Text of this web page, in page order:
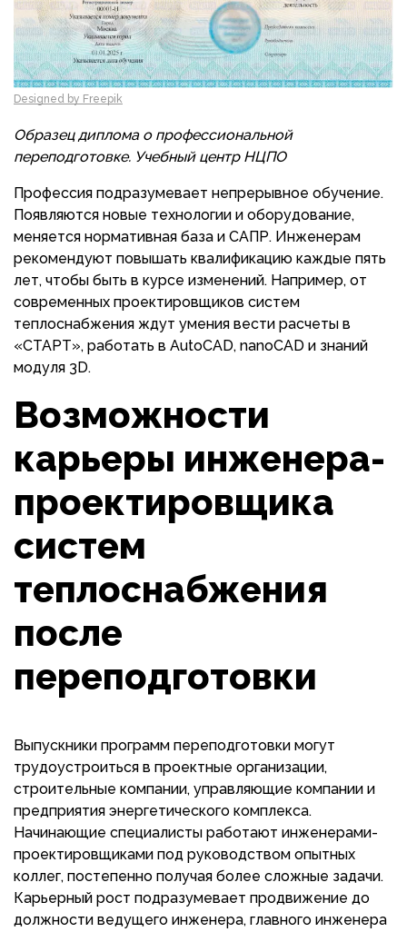
Designed by Freepik
Образец диплома о профессиональной
переподготовке. Учебный центр НЦПО
Профессия подразумевает непрерывное обучение.
Появляются новые технологии и оборудование,
меняется нормативная база и САПР. Инженерам
рекомендуют повышать квалификацию каждые пять
лет, чтобы быть в курсе изменений. Например, от
современных проектировщиков систем
теплоснабжения ждут умения вести расчеты в
«СТАРТ», работать в AutoCAD, nanoCAD и знаний
модуля 3D.
Возможности
карьеры инженера-
проектировщика
систем
теплоснабжения
после
переподготовки
Выпускники программ переподготовки могут
трудоустроиться в проектные организации,
строительные компании, управляющие компании и
предприятия энергетического комплекса.
Начинающие специалисты работают инженерами-
проектировщиками под руководством опытных
коллег, постепенно получая более сложные задачи.
Карьерный рост подразумевает продвижение до
должности ведущего инженера, главного инженера